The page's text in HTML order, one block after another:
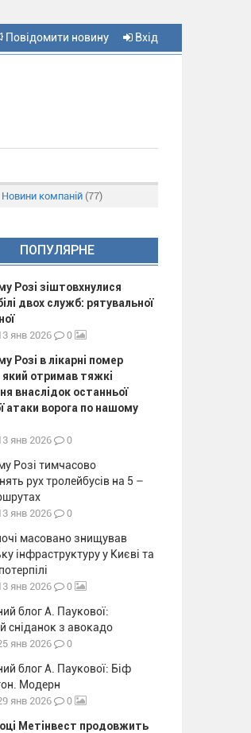
Повідомити новину Вхід
Новини компаній (77)
ПОПУЛЯРНЕ
Розі зіштовхнулися
двох служб: рятувальної
янв 2026 0
Розі в лікарні помер
який отримав тяжкі
внаслідок останньої
атаки ворога по нашому
янв 2026 0
Розі тимчасово
рух тролейбусів на 5 –
янв 2026 0
масовано знищував
інфраструктуру у Києві та
янв 2026 0
блог А. Паукової:
сніданок з авокадо
янв 2026 0
блог А. Паукової: Біф
Модерн
янв 2026 0
Метінвест продовжить